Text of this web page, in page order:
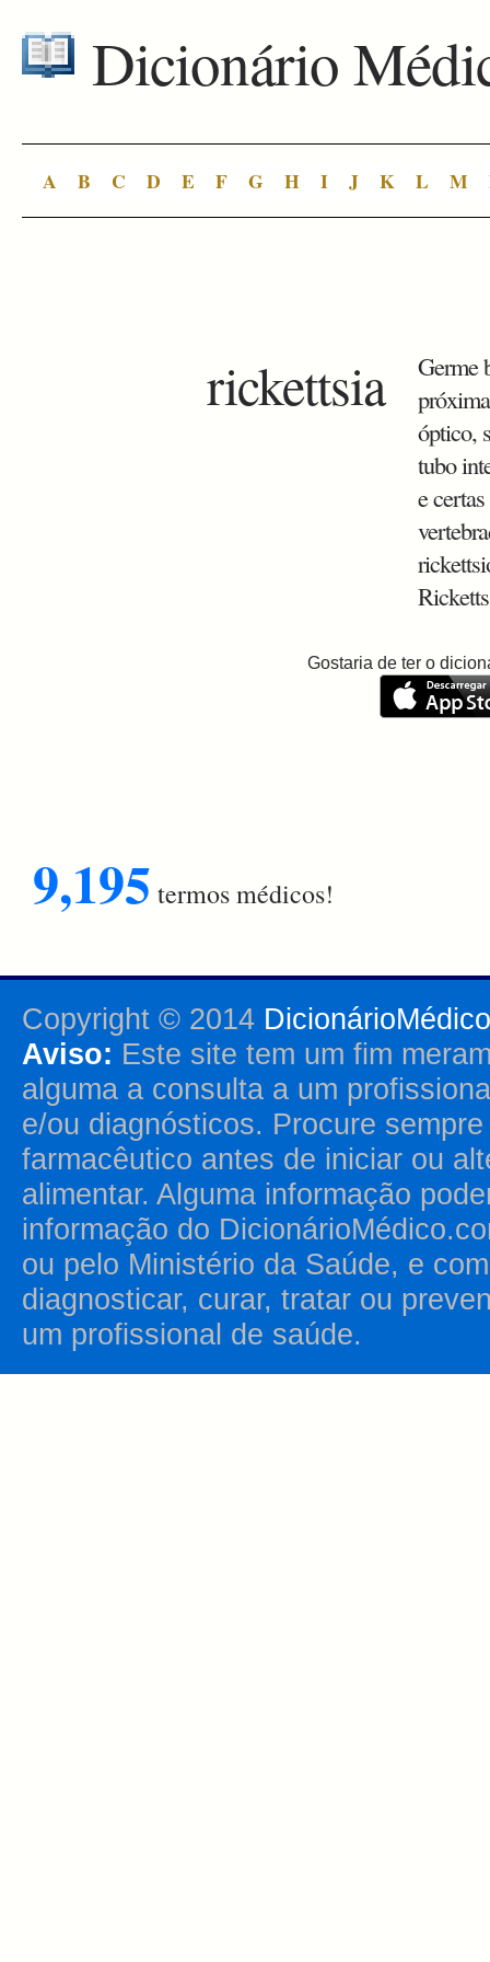
Dicionário
A B C D E F G H I J K L M
rickettsia
Germe
óptico,
tubo
e
Gostaria de ter o
9,195 termos médicos!
Copyright © 2014
Aviso: Este site tem um fim
alguma a consulta a um
e/ou diagnósticos. Procure
farmacêutico antes de iniciar ou
alimentar. Alguma informação
informação do
ou pelo Ministério da Saúde, e
diagnosticar, curar, tratar ou
um profissional de saúde.